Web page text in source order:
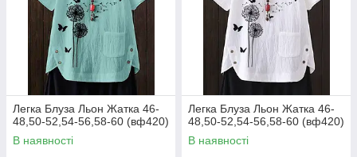
Легка Блуза Льон Жатка 46-
48,50-52,54-56,58-60 (вф420)
В наявності
Легка Блуза Льон Жатка 46-
48,50-52,54-56,58-60 (вф420)
В наявності